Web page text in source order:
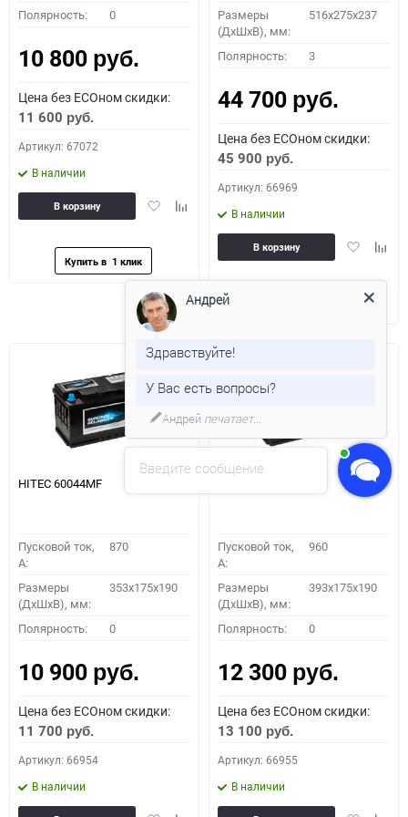
Полярность: 0
10 800 руб.
Цена без ECOном скидки:
11 600 руб.
Артикул: 67072
В наличии
ДобавитьДобавить
сравнению
В корзину
Размеры
(ДхШхВ), мм:
516x275x237
Полярность: 3
44 700 руб.
Цена без ECOном скидки:
45 900 руб.
Артикул: 66969
В наличии
Добавить
избранное
В корзину
HITEC 60044MF
Пусковой ток,
A:
870
Размеры
(ДхШхВ), мм:
353x175x190
Полярность: 0
10 900 руб.
Цена без ECOном скидки:
11 700 руб.
Артикул: 66954
В наличии
Пусковой ток,
A:
960
Размеры
(ДхШхВ), мм:
393x175x190
Полярность: 0
12 300 руб.
Цена без ECOном скидки:
13 100 руб.
Артикул: 66955
В наличии
Введите сообщение
Андрей
Здравствуйте!
У Вас есть вопросы?
Андрей печатает...